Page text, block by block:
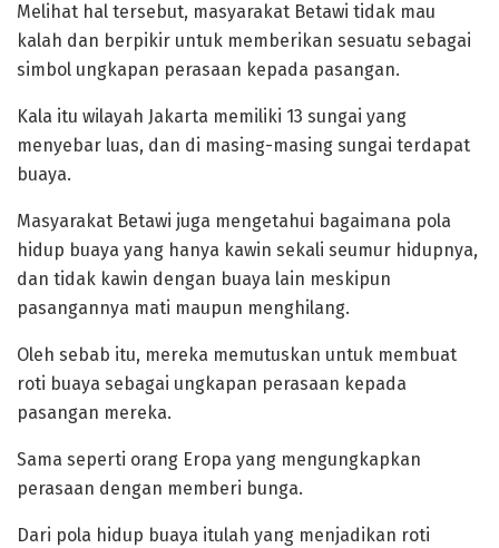
Melihat hal tersebut, masyarakat Betawi tidak mau
kalah dan berpikir untuk memberikan sesuatu sebagai
simbol ungkapan perasaan kepada pasangan.
‎Kala itu wilayah Jakarta memiliki 13 sungai yang
menyebar luas, dan di masing-masing sungai terdapat
buaya.
Masyarakat Betawi juga mengetahui bagaimana pola
hidup buaya yang hanya kawin sekali seumur hidupnya,
dan tidak kawin dengan buaya lain meskipun
pasangannya mati maupun menghilang.
‎Oleh sebab itu, mereka memutuskan untuk membuat
roti buaya sebagai ungkapan perasaan kepada
pasangan mereka.
Sama seperti orang Eropa yang mengungkapkan
perasaan dengan memberi bunga.
Dari pola hidup buaya itulah yang menjadikan roti